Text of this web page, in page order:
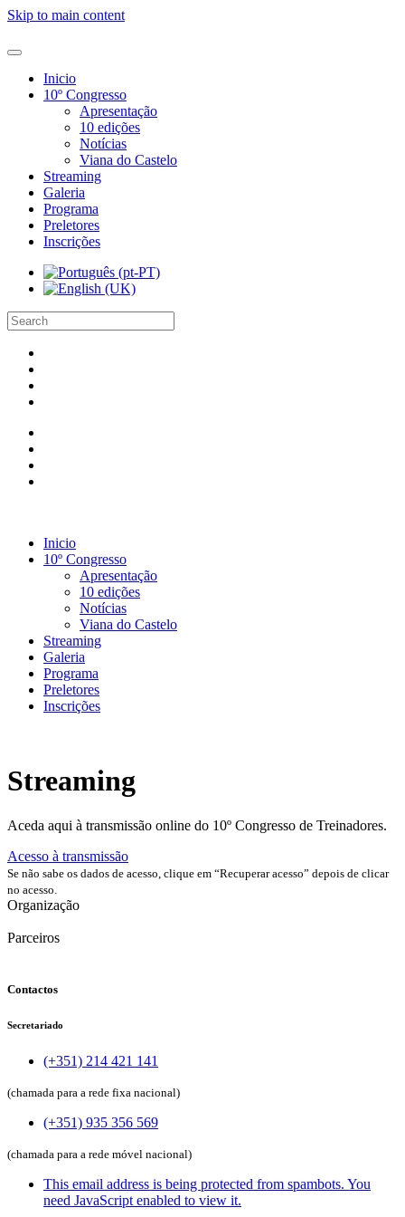
Skip to main content
Inicio
10º Congresso
Apresentação
10 edições
Notícias
Viana do Castelo
Streaming
Galeria
Programa
Preletores
Inscrições
Inicio
10º Congresso
Apresentação
10 edições
Notícias
Viana do Castelo
Streaming
Galeria
Programa
Preletores
Inscrições
Streaming
Aceda aqui à transmissão online do 10º Congresso de Treinadores.
Acesso à transmissão
Se não sabe os dados de acesso, clique em “Recuperar acesso” depois de clicar
no acesso.
Organização
Parceiros
Contactos
Secretariado
(+351) 214 421 141
(chamada para a rede fixa nacional)
(+351) 935 356 569
(chamada para a rede móvel nacional)
This email address is being protected from spambots. You
need JavaScript enabled to view it.